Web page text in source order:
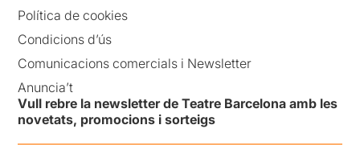
Política de cookies
Condicions d’ús
Comunicacions comercials i Newsletter
Anuncia’t
Vull rebre la newsletter de Teatre Barcelona amb les
novetats, promocions i sorteigs